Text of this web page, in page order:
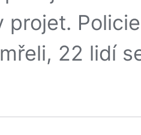
projet.
22 lidí